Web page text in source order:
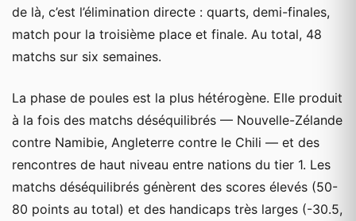
de là, c’est l’élimination directe : quarts, demi-finales,
match pour la troisième place et finale. Au total, 48
matchs sur six semaines.
La phase de poules est la plus hétérogène. Elle produit
à la fois des matchs déséquilibrés — Nouvelle-Zélande
contre Namibie, Angleterre contre le Chili — et des
rencontres de haut niveau entre nations du tier 1. Les
matchs déséquilibrés génèrent des scores élevés (50-
80 points au total) et des handicaps très larges (-30.5,